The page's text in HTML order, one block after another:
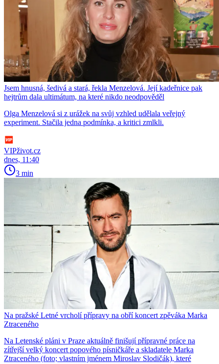
Jsem hnusná, šedivá a stará, řekla Menzelová. Její kadeřnice pak
hejtrům dala ultimátum, na které nikdo neodpověděl
Olga Menzelová si z urážek na svůj vzhled udělala veřejný
experiment. Stačila jedna podmínka, a kritici zmlkli.
VIPživot.cz
dnes, 11:40
3 min
Na pražské Letné vrcholí přípravy na obří koncert zpěváka Marka
Ztraceného
Na Letenské pláni v Praze aktuálně finišují přípravné práce na
zítřejší velký koncert popového písničkáře a skladatele Marka
Ztraceného (foto; vlastním jménem Miroslav Slodičák), které